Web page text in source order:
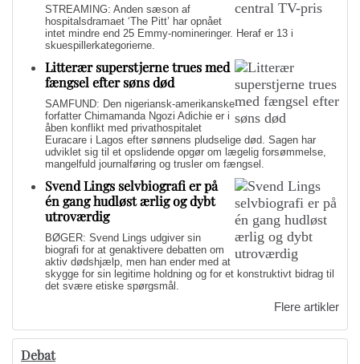
STREAMING: Anden sæson af
hospitalsdramaet ‘The Pitt’ har opnået
intet mindre end 25 Emmy-nomineringer. Heraf er 13 i
skuespillerkategorierne.
Litterær superstjerne trues med
fængsel efter søns død
SAMFUND: Den nigeriansk-amerikanske
forfatter Chimamanda Ngozi Adichie er i
åben konflikt med privathospitalet
Euracare i Lagos efter sønnens pludselige død. Sagen har
udviklet sig til et opslidende opgør om lægelig forsømmelse,
mangelfuld journalføring og trusler om fængsel.
Svend Lings selvbiografi er på
én gang hudløst ærlig og dybt
utroværdig
BØGER: Svend Lings udgiver sin
biografi for at genaktivere debatten om
aktiv dødshjælp, men han ender med at
skygge for sin legitime holdning og for et konstruktivt bidrag til
det svære etiske spørgsmål.
Flere artikler
Debat